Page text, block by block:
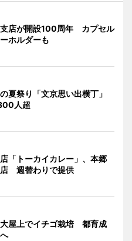
店が開設100周年 カプセル
ホルダーも
夏祭り「文京思い出横丁」
人超
「トーカイカレー」、本郷
店 週替わりで提供
屋上でイチゴ栽培 都育成